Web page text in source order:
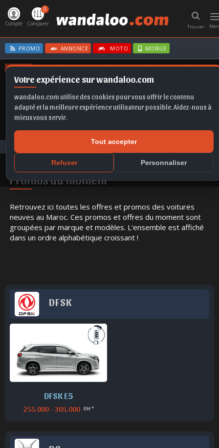
Votre expérience sur wandaloo.com
wandaloo.com utilise des cookies pour vous offrir le contenu
adapté et la meilleure expérience utilisateur possible. Aidez-nous à
mieux vous servir.
Tout accepter
Refuser Personnaliser
Trouver
Compte
0
Comparer
PROMO ANNONCE MOTO MOBILE
OFFRES
CORSA BVA TIGUAN
Promos du moment
Promos du moment
Retrouvez ici toutes les offres et promos des voitures
neuves au Maroc. Ces promos et offres du moment sont
groupées par marque et modèles. L'ensemble est affiché
dans un ordre alphabétique croissant !
DFSK
DFSK E5
255.000 - 305.000 DH *